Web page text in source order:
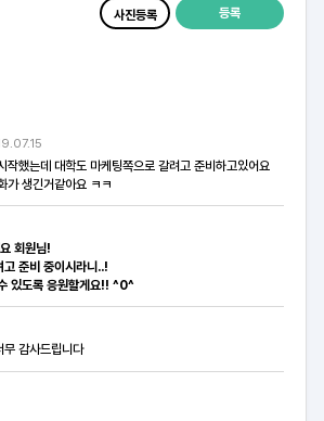
사진등록 등록
작했는데 대학도 마케팅쪽으로 갈려고 준비하고있어요
가 생긴거같아요 ㅋㅋ
회원님!
고 준비 중이시라니..!
있도록 응원할게요!! ^0^
무 감사드립니다